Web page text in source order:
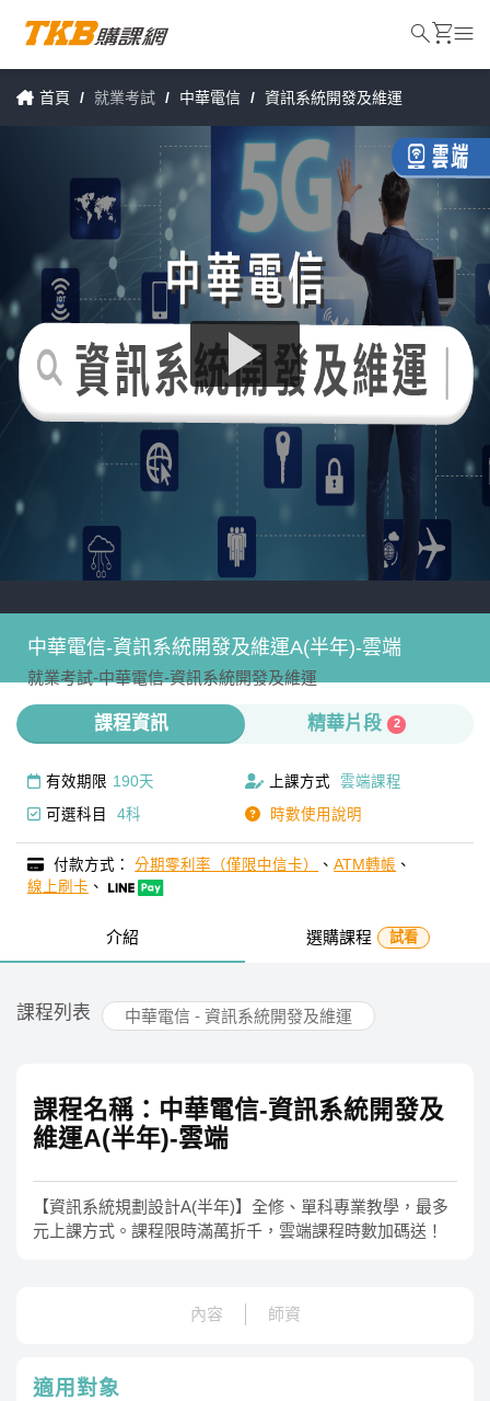
首頁 / 就業考試 / 中華電信 / 資訊系統開發及維運
中華電信-資訊系統開發及維運A(半年)-雲端
就業考試-中華電信-資訊系統開發及維運
課程資訊 精華片段 2
有效期限 190天 上課方式
雲端課程
可選科目
4科 時數使用說明
付款方式：分期零利率（僅限中信卡） 、ATM轉帳 、
線上刷卡 、
介紹 選購課程 試看
課程列表 中華電信 - 資訊系統開發及維運
課程名稱：中華電信-資訊系統開發及
維運A(半年)-雲端
【資訊系統規劃設計A(半年)】全修、單科專業教學，最多
元上課方式。課程限時滿萬折千，雲端課程時數加碼送！
內容 師資
適用對象
searchshopping_cartmenu